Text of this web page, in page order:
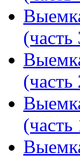
(часть
(часть
(часть